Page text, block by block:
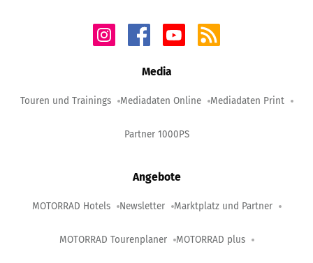
Media
Touren und Trainings Mediadaten Online Mediadaten Print
Partner 1000PS
Angebote
MOTORRAD Hotels Newsletter Marktplatz und Partner
MOTORRAD Tourenplaner MOTORRAD plus